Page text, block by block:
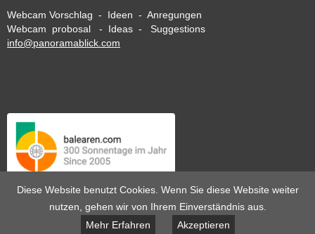
Webcam Vorschlag - Ideen - Anregungen
Webcam probosal - Ideas - Suggestions
info@panoramablick.com
Diese Website benutzt Cookies. Wenn Sie diese Website weiter
nutzen, gehen wir von Ihrem Einverständnis aus.
Mehr Erfahren
Akzeptieren